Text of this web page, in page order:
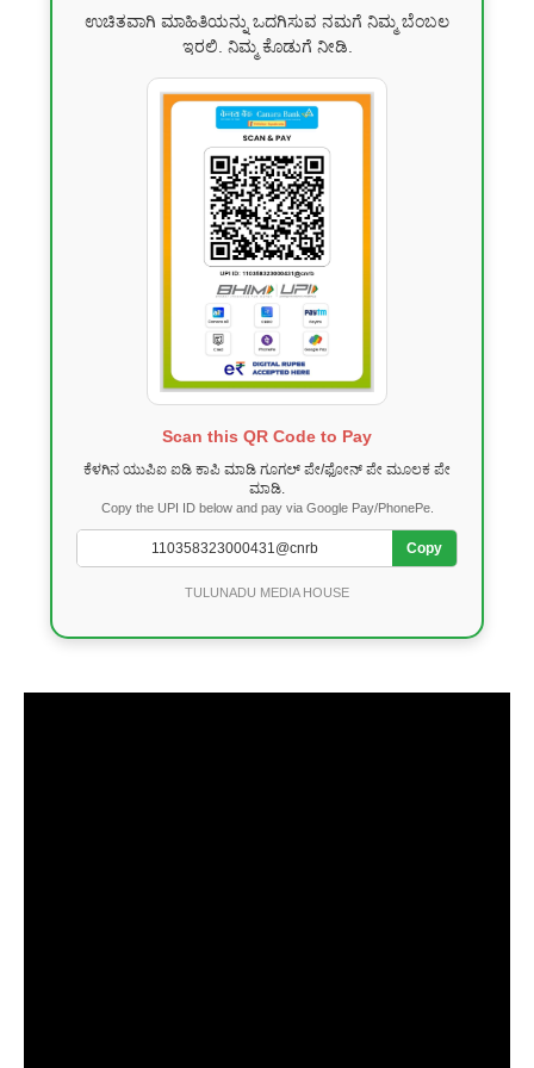
ಉಚಿತವಾಗಿ ಮಾಹಿತಿಯನ್ನು ಒದಗಿಸುವ ನಮಗೆ ನಿಮ್ಮ ಬೆಂಬಲ
ಇರಲಿ. ನಿಮ್ಮ ಕೊಡುಗೆ ನೀಡಿ.
Scan this QR Code to Pay
ಕೆಳಗಿನ ಯುಪಿಐ ಐಡಿ ಕಾಪಿ ಮಾಡಿ ಗೂಗಲ್ ಪೇ/ಫೋನ್ ಪೇ ಮೂಲಕ ಪೇ
ಮಾಡಿ.
Copy the UPI ID below and pay via Google Pay/PhonePe.
Copy
TULUNADU MEDIA HOUSE